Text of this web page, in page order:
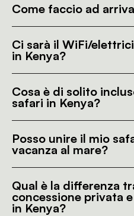
Come faccio ad
Ci sarà il WiFi/
in Kenya?
Cosa è di solito
safari in Kenya?
Posso unire il mio
vacanza al mare?
Qual è la differenza
concessione privata
in Kenya?